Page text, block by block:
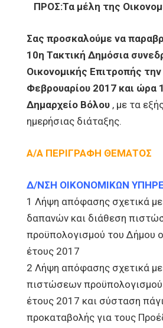
ΠΡΟΣ:Τα μέλη της
Σας προσκαλούμε να
10η Τακτική Δημόσια
Οικονομικής Επιτροπής
Φεβρουαρίου 2017 και ώρα
Δημαρχείο Βόλου , με τα
ημερήσιας διάταξης.
Α/Α ΠΕΡΙΓΡΑΦΗ ΘΕΜΑΤΟΣ
Δ/ΝΣΗ ΟΙΚΟΝΟΜΙΚΩΝ
1 Λήψη απόφασης σχετικά με
δαπανών και διάθεση
προϋπολογισμού του Δήμου
έτους 2017
2 Λήψη απόφασης σχετικά
πιστώσεων προϋπολογισμού
έτους 2017 και σύσταση
προκαταβολής για τους